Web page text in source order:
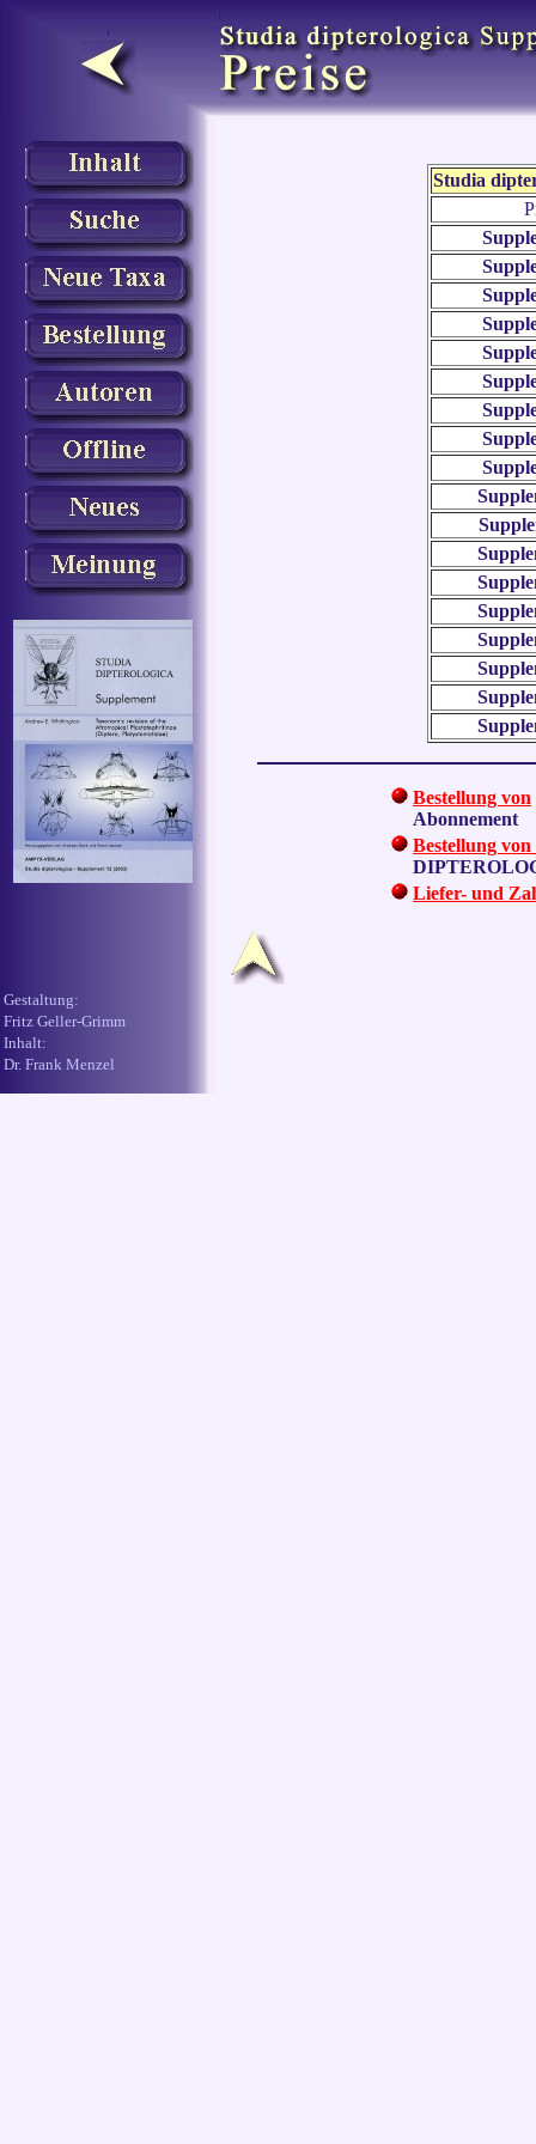
Gestaltung:
Fritz Geller-Grimm
Inhalt:
Dr. Frank Menzel
Studia
Bestellung von
Abonnement
Bestellung
Liefer- und